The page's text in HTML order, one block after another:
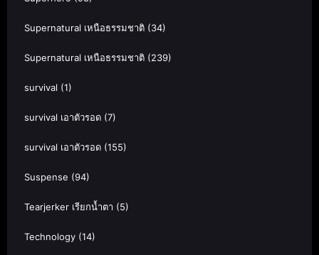
Supernatural เหนือธรรมชาติ (34)
Supernatural เหนือธรรมชาติ (239)
survival (1)
survival เอาตัวรอด (7)
survival เอาตัวรอด (155)
Suspense (94)
Tearjerker เรียกน้ำตา (5)
Technology (14)